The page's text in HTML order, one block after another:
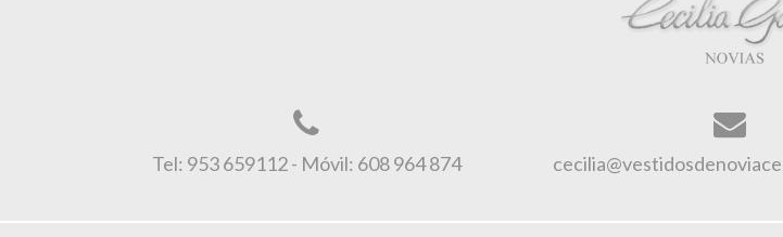
Tel: 953 659112 - Móvil: 608 964 874